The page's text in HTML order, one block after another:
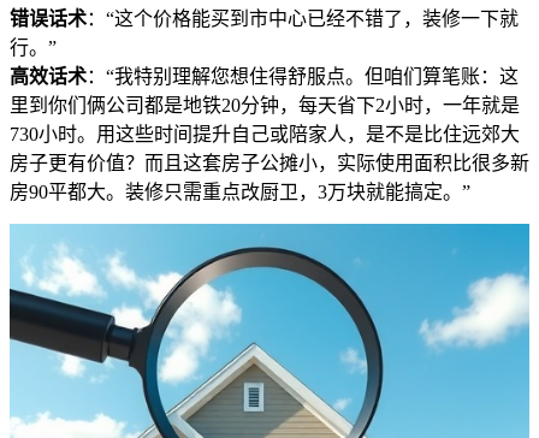
错误话术：“这个价格能买到市中心已经不错了，装修一下就
行。”
高效话术：“我特别理解您想住得舒服点。但咱们算笔账：这
里到你们俩公司都是地铁20分钟，每天省下2小时，一年就是
730小时。用这些时间提升自己或陪家人，是不是比住远郊大
房子更有价值？而且这套房子公摊小，实际使用面积比很多新
房90平都大。装修只需重点改厨卫，3万块就能搞定。”